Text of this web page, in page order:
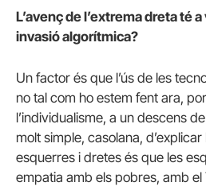
L’avenç de l’extrema dreta té
invasió algorítmica?
Un factor és que l’ús de les
no tal com ho estem fent ara,
l’individualisme, a un descens
molt simple, casolana,
esquerres i dretes és que les
empatia amb els pobres, amb